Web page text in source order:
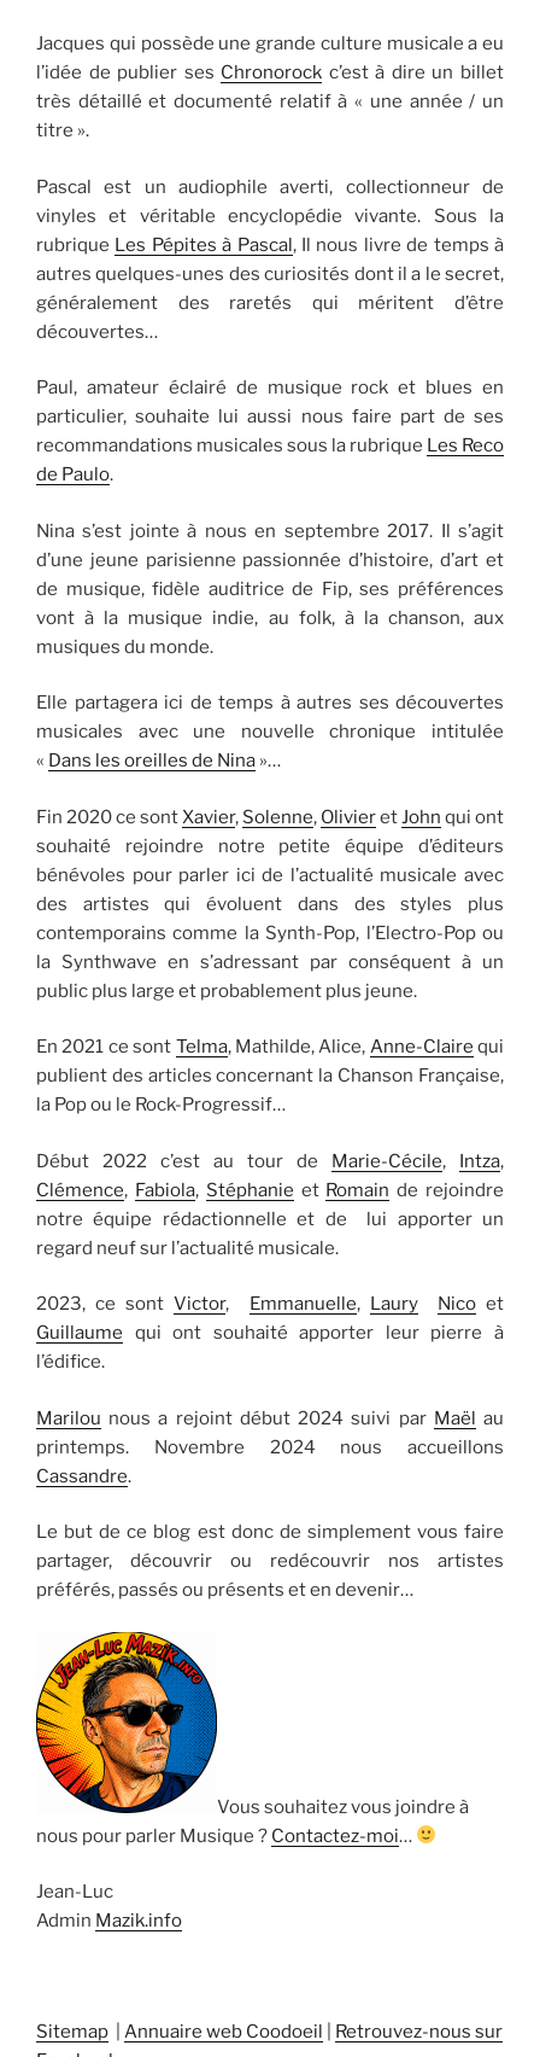
Jacques qui possède une grande culture musicale a eu
l’idée de publier ses Chronorock c’est à dire un billet
très détaillé et documenté relatif à « une année / un
titre ».
Pascal est un audiophile averti, collectionneur de
vinyles et véritable encyclopédie vivante. Sous la
rubrique Les Pépites à Pascal, Il nous livre de temps à
autres quelques-unes des curiosités dont il a le secret,
généralement des raretés qui méritent d’être
découvertes…
Paul, amateur éclairé de musique rock et blues en
particulier, souhaite lui aussi nous faire part de ses
recommandations musicales sous la rubrique Les Reco
de Paulo.
Nina s’est jointe à nous en septembre 2017. Il s’agit
d’une jeune parisienne passionnée d’histoire, d’art et
de musique, fidèle auditrice de Fip, ses préférences
vont à la musique indie, au folk, à la chanson, aux
musiques du monde.
Elle partagera ici de temps à autres ses découvertes
musicales avec une nouvelle chronique intitulée
« Dans les oreilles de Nina »…
Fin 2020 ce sont Xavier, Solenne, Olivieret John qui ont
souhaité rejoindre notre petite équipe d’éditeurs
bénévoles pour parler ici de l’actualité musicale avec
des artistes qui évoluent dans des styles plus
contemporains comme la Synth-Pop, l’Electro-Pop ou
la Synthwave en s’adressant par conséquent à un
public plus large et probablement plus jeune.
En 2021 ce sont Telma, Mathilde, Alice, Anne-Claire qui
publient des articles concernant la Chanson Française,
la Pop ou le Rock-Progressif…
Début 2022 c’est au tour de Marie-Cécile, Intza,
Clémence, Fabiola, Stéphanie et Romain de rejoindre
notre équipe rédactionnelle et de lui apporter un
regard neuf sur l’actualité musicale.
2023, ce sontVictor, Emmanuelle, Laury Nicoet
Guillaume qui ont souhaité apporter leur pierre à
l’édifice.
Marilou nous a rejoint début 2024 suivi par Maël au
printemps. Novembre 2024 nous accueillons
Cassandre.
Le but de ce blog est donc de simplement vous faire
partager, découvrir ou redécouvrir nos artistes
préférés, passés ou présents et en devenir…
Vous souhaitez vous joindre à
nous pour parler Musique ? Contactez-moi…
Jean-Luc
Admin Mazik.info
Sitemap Annuaire web Coodoeil
Retrouvez-nous sur